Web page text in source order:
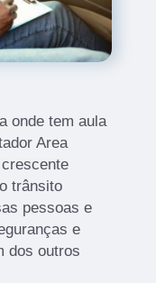
onde tem aula
Area
trânsito
pessoas e
e
dos outros